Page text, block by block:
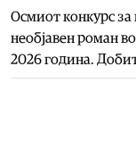
Осмиот конкурс за
необјавен роман
2026 година.